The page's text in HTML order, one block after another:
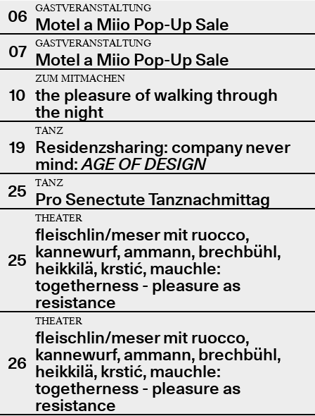
06
GASTVERANSTALTUNG
Motel a Miio Pop-Up Sale
07
GASTVERANSTALTUNG
Motel a Miio Pop-Up Sale
10
ZUM MITMACHEN
the pleasure of walking through
the night
19
TANZ
Residenzsharing: company never
mind:AGE OF DESIGN
25
TANZ
Pro Senectute Tanznachmittag
25
THEATER
fleischlin/meser mit ruocco,
kannewurf, ammann, brechbühl,
heikkilä, krstić, mauchle:
togetherness - pleasure as
resistance
26
THEATER
fleischlin/meser mit ruocco,
kannewurf, ammann, brechbühl,
heikkilä, krstić, mauchle:
togetherness - pleasure as
resistance